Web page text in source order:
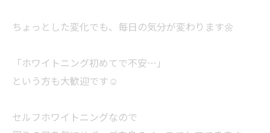
ちょっとした変化でも、毎日の気分が変わります🌼
「ホワイトニング初めてで不安…」
という方も大歓迎です☺️
セルフホワイトニングなので